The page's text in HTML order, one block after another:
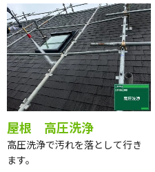
屋根 高圧洗浄
高圧洗浄で汚れを落として行き
ます。